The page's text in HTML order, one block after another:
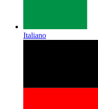
Italiano